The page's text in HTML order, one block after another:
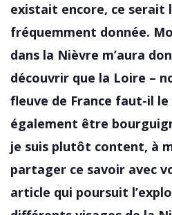
existait encore, ce serait
fréquemment donnée.
dans la Nièvre m’aura
découvrir que la Loire –
fleuve de France faut-il
également être
je suis plutôt content, à
partager ce savoir avec
article qui poursuit